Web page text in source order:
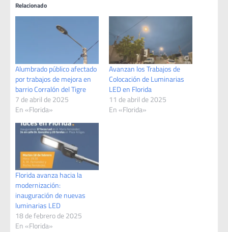
Relacionado
Alumbrado público afectado
por trabajos de mejora en
barrio Corralón del Tigre
7 de abril de 2025
En «Florida»
Avanzan los Trabajos de
Colocación de Luminarias
LED en Florida
11 de abril de 2025
En «Florida»
Florida avanza hacia la
modernización:
inauguración de nuevas
luminarias LED
18 de febrero de 2025
En «Florida»